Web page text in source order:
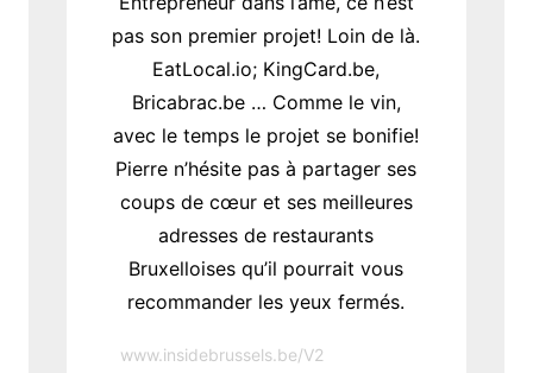
pas son premier projet! Loin de là.
EatLocal.io; KingCard.be,
Bricabrac.be … Comme le vin,
avec le temps le projet se bonifie!
Pierre n’hésite pas à partager ses
coups de cœur et ses meilleures
adresses de restaurants
Bruxelloises qu’il pourrait vous
recommander les yeux fermés.
www.insidebrussels.be/V2